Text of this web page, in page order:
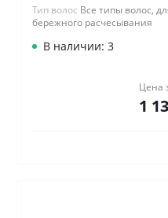
Тип волос Все типы волос,
бережного расчесывания
В наличии: 3
Цена
1